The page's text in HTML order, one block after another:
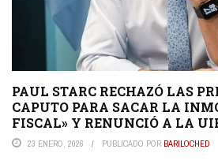
PAUL STARC RECHAZÓ LAS
CAPUTO PARA SACAR LA
FISCAL» Y RENUNCIÓ A LA
23 ENERO, 2026 PUBLICADO POR BARILOCHED